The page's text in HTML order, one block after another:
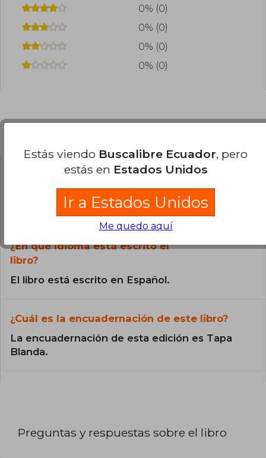
0% (0)
0% (0)
0% (0)
0% (0)
Todos los libros de nuestro
catálogo son Originales.
¿En qué Idioma está escrito el
libro?
El libro está escrito en Español.
¿Cuál es la encuadernación de este libro?
La encuadernación de esta edición es Tapa
Blanda.
Preguntas y respuestas sobre el libro
Estás viendo Buscalibre Ecuador, pero
estás en Estados Unidos
Ir a Estados Unidos
Me quedo aquí